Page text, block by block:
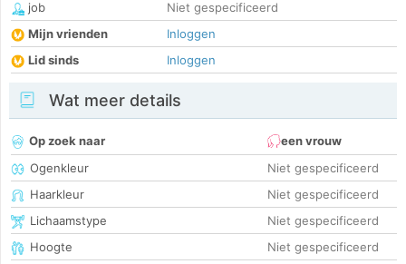
job
Niet gespecificeerd
Mijn vrienden
Inloggen
Lid sinds
Inloggen
Wat meer details
Op zoek naar
een vrouw
Ogenkleur
Niet gespecificeerd
Haarkleur
Niet gespecificeerd
Lichaamstype
Niet gespecificeerd
Hoogte
Niet gespecificeerd